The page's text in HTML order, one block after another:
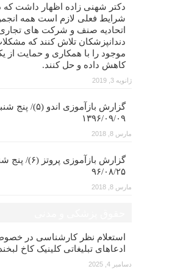
دکتر شهنی زاده اظهار داشت که
شرایط فعلی لازم است همه
اتحادیه صنف و شرکت های
دندانپزشکان تلاش کنند که
موجود را با همکاری و حمایت از
کاهش داده و حل کنند.
ژانویه 3, 2019
گزارش بازآموزی اندو (۵)/ پنج
۱۳۹۶/۰۹/۰۹
مارس 8, 2018
گزارش بازآموزی پروتز
۹۶/۰۸/۲۵
مارس 8, 2018
استعلام نظر کارشناسی در
ادعاهای تبلیغاتی کلینیک کاخ
دسامبر 4, 2025